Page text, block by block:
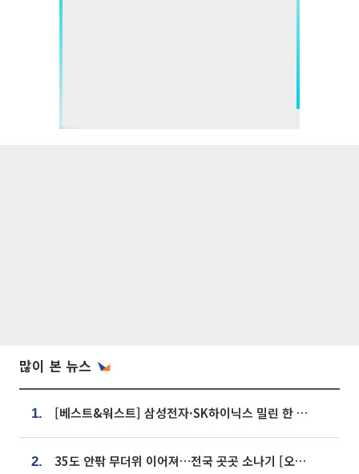
많이 본 뉴스
1. [베스트&워스트] 삼성전자·SK하이닉스 밀린 한 주…상상인증권은 85% 급등
2. 35도 안팎 무더위 이어져…전국 곳곳 소나기 [오늘 날씨]